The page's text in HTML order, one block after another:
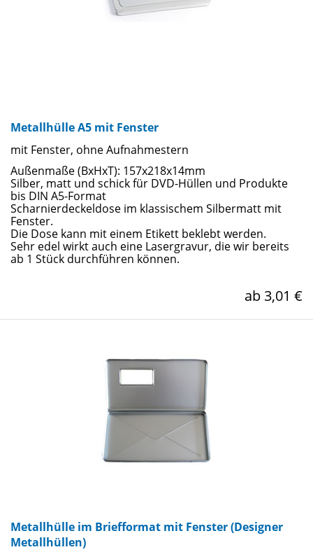
Metallhülle A5 mit Fenster
mit Fenster, ohne Aufnahmestern
Außenmaße (BxHxT): 157x218x14mm
Silber, matt und schick für DVD-Hüllen und Produkte
bis DIN A5-Format
Scharnierdeckeldose im klassischem Silbermatt mit
Fenster.
Die Dose kann mit einem Etikett beklebt werden.
Sehr edel wirkt auch eine Lasergravur, die wir bereits
ab 1 Stück durchführen können.
ab 3,01 €
Metallhülle im Briefformat mit Fenster (Designer
Metallhüllen)